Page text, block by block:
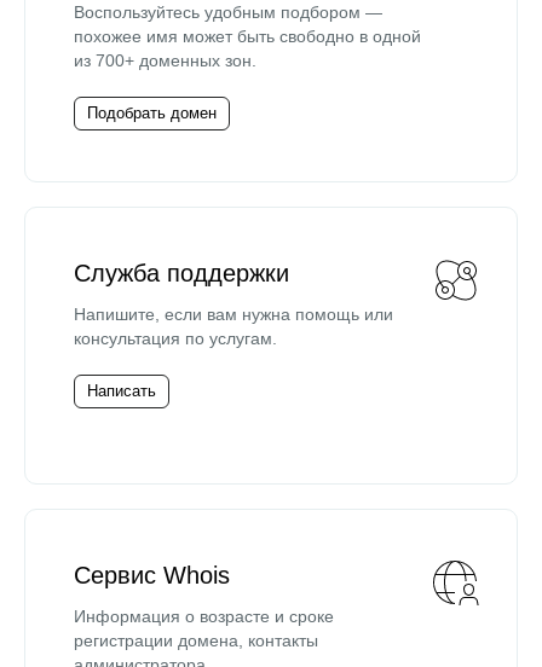
Воспользуйтесь удобным подбором —
похожее имя может быть свободно в одной
из 700+ доменных зон.
Подобрать домен
Служба поддержки
Напишите, если вам нужна помощь или
консультация по услугам.
Написать
Сервис Whois
Информация о возрасте и сроке
регистрации домена, контакты